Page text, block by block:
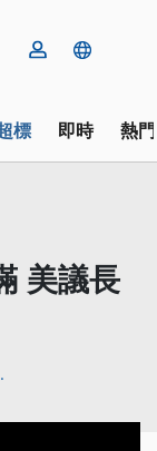
標 即時 熱
美議長